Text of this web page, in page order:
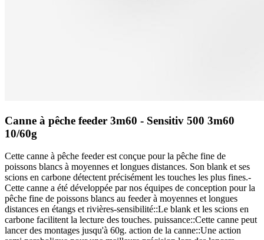
Canne à pêche feeder 3m60 - Sensitiv 500 3m60
10/60g
Cette canne à pêche feeder est conçue pour la pêche fine de
poissons blancs à moyennes et longues distances. Son blank et ses
scions en carbone détectent précisément les touches les plus fines.-
Cette canne a été développée par nos équipes de conception pour la
pêche fine de poissons blancs au feeder à moyennes et longues
distances en étangs et rivières-sensibilité::Le blank et les scions en
carbone facilitent la lecture des touches. puissance::Cette canne peut
lancer des montages jusqu'à 60g. action de la canne::Une action